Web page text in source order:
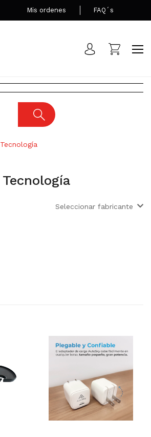
Mis ordenes FAQ´s
Tecnología
Tecnología
Seleccionar fabricante